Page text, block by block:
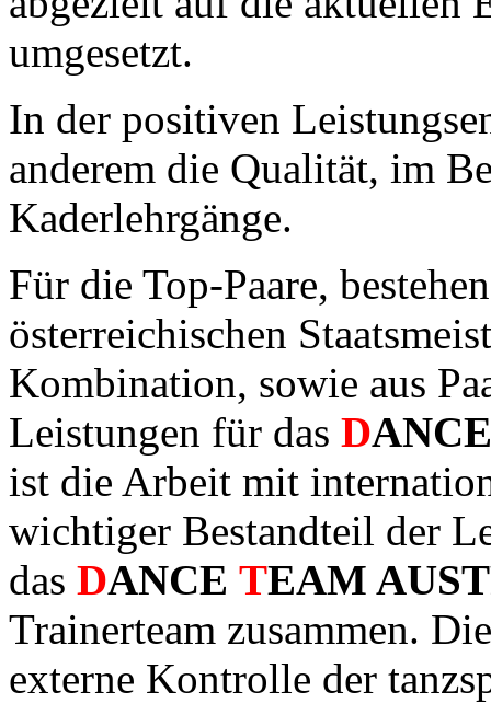
umgesetzt.
In der positiven
anderem die Qualität, im
Kaderlehrgänge.
Für die Top-Paare,
österreichischen
Kombination, sowie aus
Leistungen für das D
ist die Arbeit mit
wichtiger Bestandteil der
das DANCE TEAM
Trainerteam zusammen.
externe Kontrolle der